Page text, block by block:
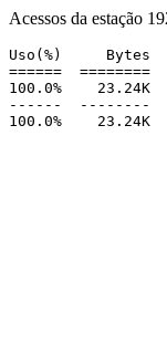
Acessos da estação
Uso(%)     Bytes
======  ========
100.0%
------  --------